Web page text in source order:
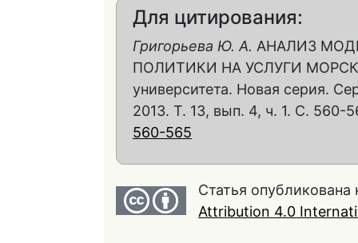
Для цитирования:
Григорьева Ю. А. АНАЛИЗ
ПОЛИТИКИ НА УСЛУГИ
университета. Новая серия.
2013. Т. 13, вып. 4, ч. 1. С. 560-
560-565
Статья
Attribution 4.0